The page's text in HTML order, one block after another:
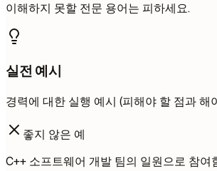
이해하지 못할 전문 용어는 피하세요.
실전 예시
경력에 대한 실행 예시 (피해야 할 점과 해
좋지 않은 예
C++ 소프트웨어 개발 팀의 일원으로 참여